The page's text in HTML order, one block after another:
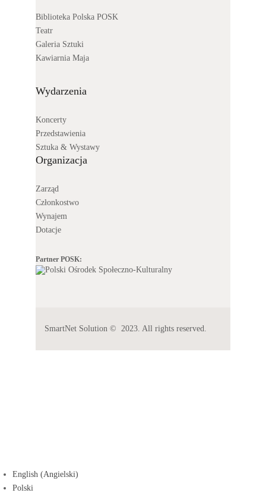
Biblioteka Polska POSK
Teatr
Galeria Sztuki
Kawiarnia Maja
Wydarzenia
Koncerty
Przedstawienia
Sztuka & Wystawy
Organizacja
Zarząd
Członkostwo
Wynajem
Dotacje
Partner POSK:
SmartNet Solution © 2023. All rights reserved.
English (Angielski)
Polski